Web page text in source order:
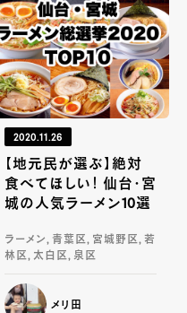
2020.11.26
【地元民が選ぶ】絶対
食べてほしい！ 仙台・宮
城の人気ラーメン10選
ラーメン, 青葉区, 宮城野区, 若
林区, 太白区, 泉区
メリ田